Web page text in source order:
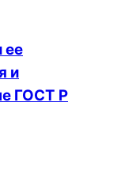
ее
и
ГОСТ Р